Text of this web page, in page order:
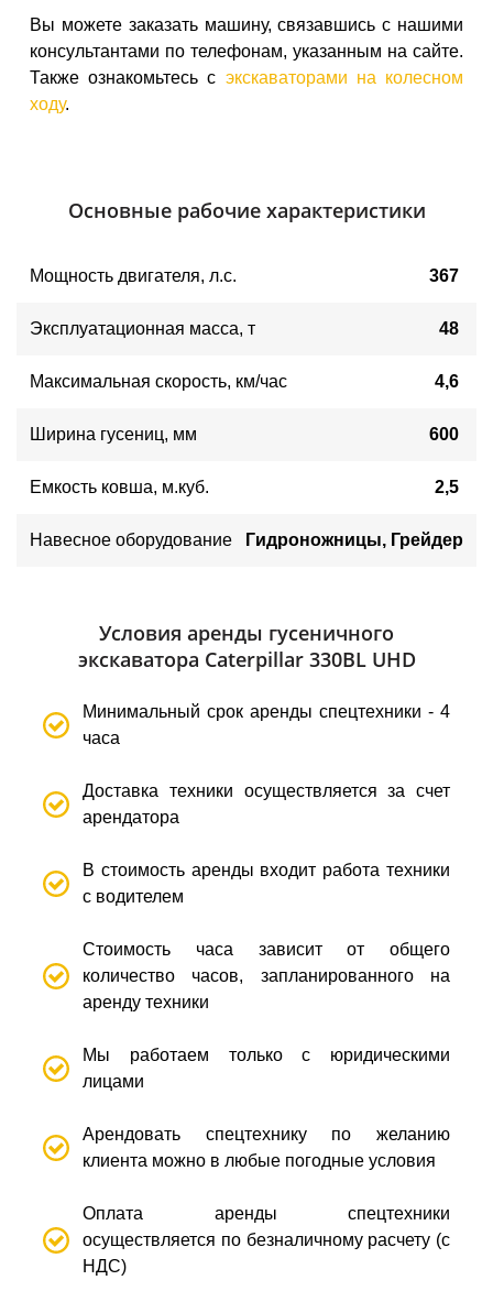
Вы можете заказать машину, связавшись с нашими
консультантами по телефонам, указанным на сайте.
Также ознакомьтесь с экскаваторами на колесном
ходу.
Основные рабочие характеристики
Мощность двигателя, л.с. 367
Эксплуатационная масса, т 48
Максимальная скорость, км/час 4,6
Ширина гусениц, мм 600
Емкость ковша, м.куб. 2,5
Навесное оборудование Гидроножницы, Грейдер
Условия аренды гусеничного
экскаватора Сaterpillar 330BL UHD
Минимальный срок аренды спецтехники - 4
часа
Доставка техники осуществляется за счет
арендатора
В стоимость аренды входит работа техники
с водителем
Стоимость часа зависит от общего
количество часов, запланированного на
аренду техники
Мы работаем только с юридическими
лицами
Арендовать спецтехнику по желанию
клиента можно в любые погодные условия
Оплата аренды спецтехники
осуществляется по безналичному расчету (с
НДС)